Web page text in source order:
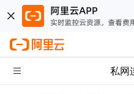
私网